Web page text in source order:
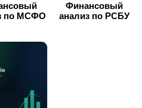
по МСФО
Финансовый
анализ по РСБУ